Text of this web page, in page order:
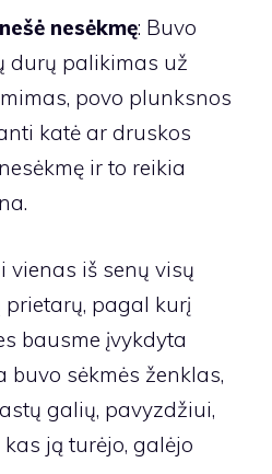
nesėkmę: Buvo
durų palikimas už
povo plunksnos
katė ar druskos
ir to reikia
vienas iš senų visų
pagal kurį
bausme įvykdyta
sėkmės ženklas,
galių, pavyzdžiui,
ją turėjo, galėjo